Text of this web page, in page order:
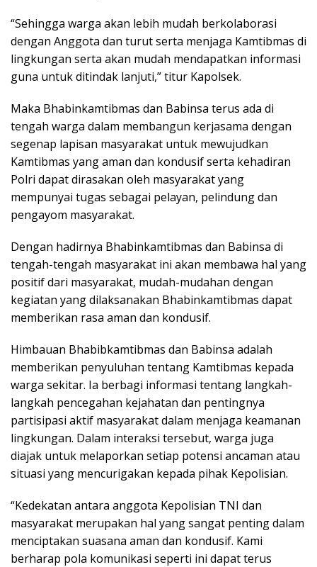
“Sehingga warga akan lebih mudah berkolaborasi
dengan Anggota dan turut serta menjaga Kamtibmas di
lingkungan serta akan mudah mendapatkan informasi
guna untuk ditindak lanjuti,” titur Kapolsek.
Maka Bhabinkamtibmas dan Babinsa terus ada di
tengah warga dalam membangun kerjasama dengan
segenap lapisan masyarakat untuk mewujudkan
Kamtibmas yang aman dan kondusif serta kehadiran
Polri dapat dirasakan oleh masyarakat yang
mempunyai tugas sebagai pelayan, pelindung dan
pengayom masyarakat.
Dengan hadirnya Bhabinkamtibmas dan Babinsa di
tengah-tengah masyarakat ini akan membawa hal yang
positif dari masyarakat, mudah-mudahan dengan
kegiatan yang dilaksanakan Bhabinkamtibmas dapat
memberikan rasa aman dan kondusif.
Himbauan Bhabibkamtibmas dan Babinsa adalah
memberikan penyuluhan tentang Kamtibmas kepada
warga sekitar. Ia berbagi informasi tentang langkah-
langkah pencegahan kejahatan dan pentingnya
partisipasi aktif masyarakat dalam menjaga keamanan
lingkungan. Dalam interaksi tersebut, warga juga
diajak untuk melaporkan setiap potensi ancaman atau
situasi yang mencurigakan kepada pihak Kepolisian.
“Kedekatan antara anggota Kepolisian TNI dan
masyarakat merupakan hal yang sangat penting dalam
menciptakan suasana aman dan kondusif. Kami
berharap pola komunikasi seperti ini dapat terus